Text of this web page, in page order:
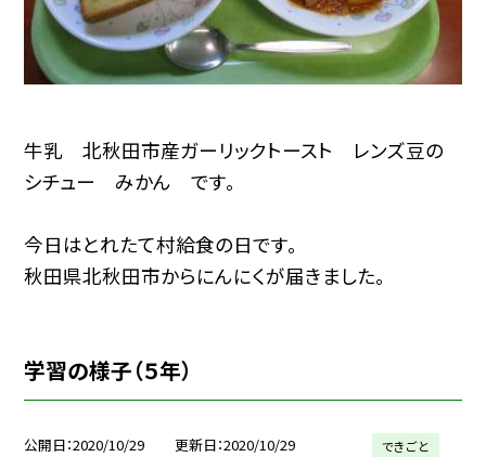
牛乳 北秋田市産ガーリックトースト レンズ豆の
シチュー みかん です。
今日はとれたて村給食の日です。
秋田県北秋田市からにんにくが届きました。
学習の様子（５年）
公開日 2020/10/29 更新日 2020/10/29 できごと